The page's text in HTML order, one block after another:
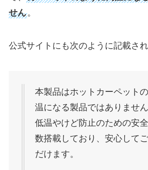
せん。
公式サイトにも次のように記載され
本製品はホットカーペット
温になる製品ではありません
低温やけど防止のための安
数搭載しており、安心して
だけます。